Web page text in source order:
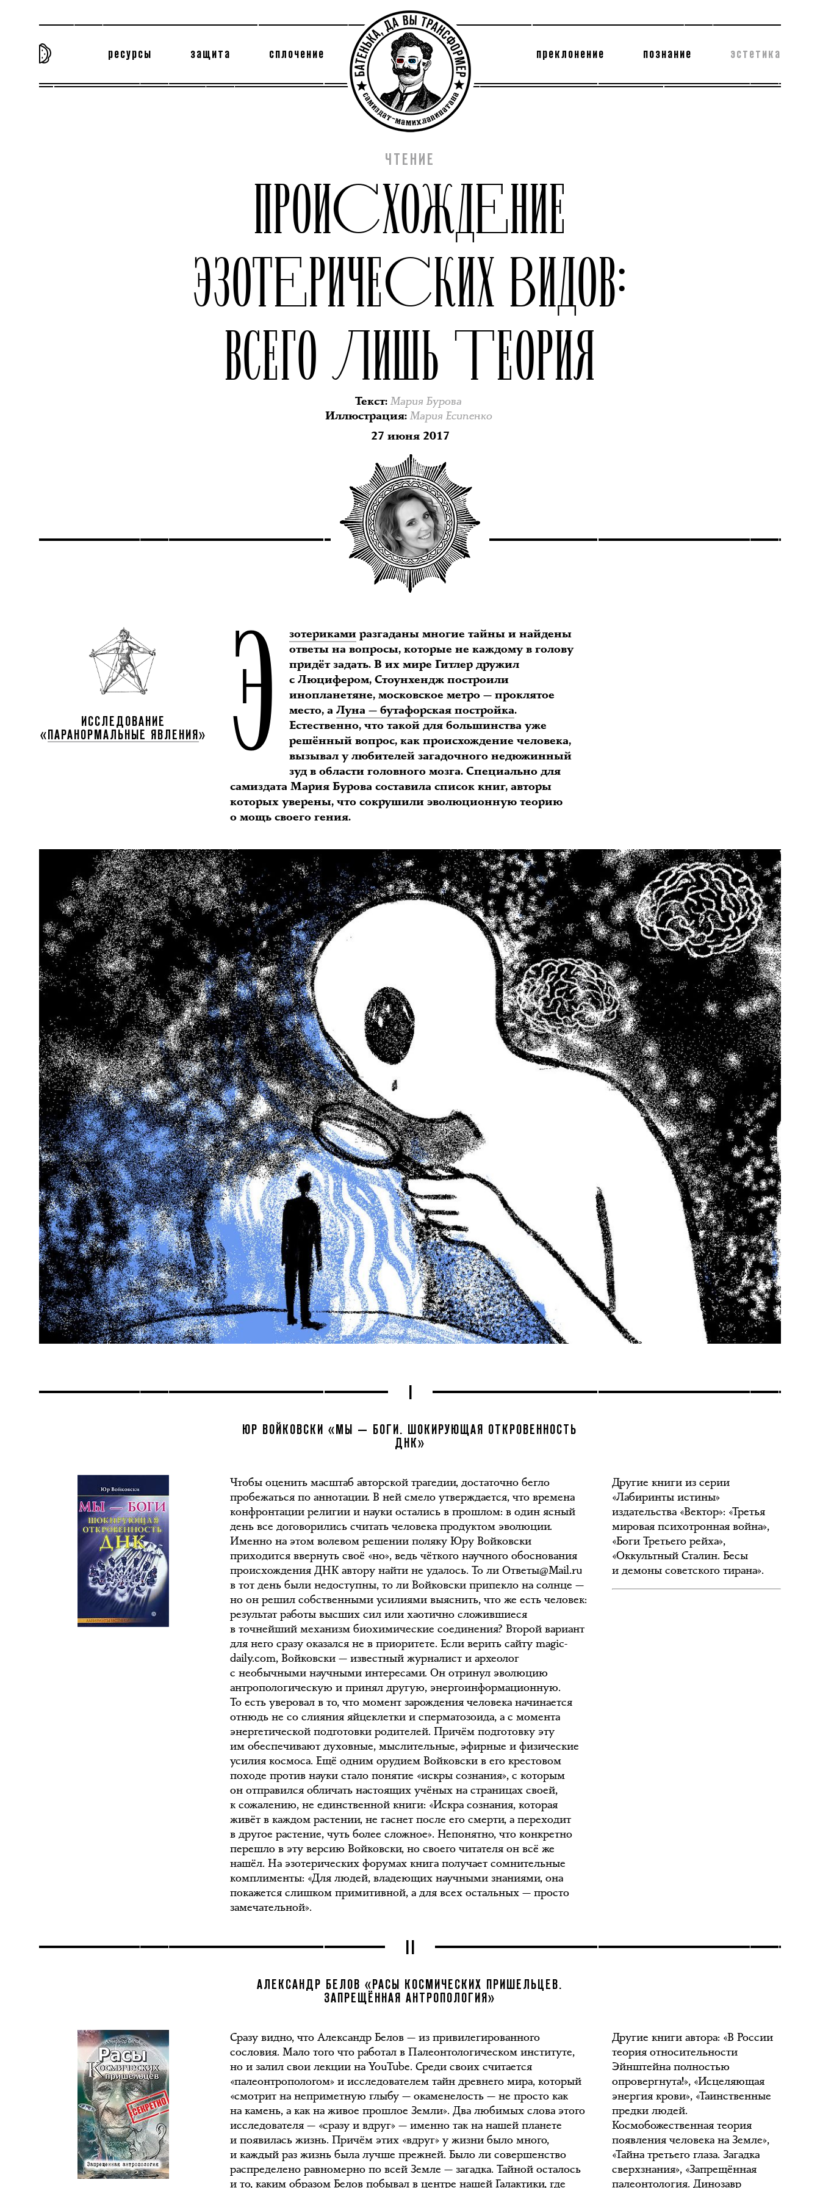
ресурсы защита сплочение преклонение познание эстетика
ЧТЕНИЕ
ПРОИСХОЖДЕНИЕ
ЭЗОТЕРИЧЕСКИХ ВИДОВ:
ВСЕГО ЛИШЬ ТЕОРИЯ
Текст: Мария Бурова
Иллюстрация: Мария Есипенко
27 июня 2017
ИССЛЕДОВАНИЕ
«
ПАРАНОРМАЛЬНЫЕ ЯВЛЕНИЯ» Э зотериками разгаданы многие тайны и найдены
ответы на вопросы, которые не каждому в голову
придёт задать. В их мире Гитлер дружил
с Люцифером, Стоунхендж построили
инопланетяне, московское метро — проклятое
место, аЛуна — бутафорская постройка.
Естественно, что такой для большинства уже
решённый вопрос, как происхождение человека,
вызывал у любителей загадочного недюжинный
зуд в области головного мозга. Специально для
самиздата Мария Бурова составила список книг, авторы
которых уверены, что сокрушили эволюционную теорию
о мощь своего гения.
ЮР ВОЙКОВСКИ «МЫ — БОГИ. ШОКИРУЮЩАЯ ОТКРОВЕННОСТЬ
ДНК»
Чтобы оценить масштаб авторской трагедии, достаточно бегло
пробежаться по аннотации. В ней смело утверждается, что времена
конфронтации религии и науки остались в прошлом: в один ясный
день все договорились считать человека продуктом эволюции.
Именно на этом волевом решении поляку Юру Войковски
приходится ввернуть своё «но», ведь чёткого научного обоснования
происхождения ДНК автору найти не удалось. То ли Ответы@Mail.ru
в тот день были недоступны, то ли Войковски припекло на солнце —
но он решил собственными усилиями выяснить, что же есть человек:
результат работы высших сил или хаотично сложившиеся
в точнейший механизм биохимические соединения? Второй вариант
для него сразу оказался не в приоритете. Если верить сайту magic-
daily.com, Войковски — известный журналист и археолог
с необычными научными интересами. Он отринул эволюцию
антропологическую и принял другую, энергоинформационную.
То есть уверовал в то, что момент зарождения человека начинается
отнюдь не со слияния яйцеклетки и сперматозоида, а с момента
энергетической подготовки родителей. Причём подготовку эту
им обеспечивают духовные, мыслительные, эфирные и физические
усилия космоса. Ещё одним орудием Войковски в его крестовом
походе против науки стало понятие «искры сознания», с которым
он отправился обличать настоящих учёных на страницах своей,
к сожалению, не единственной книги: «Искра сознания, которая
живёт в каждом растении, не гаснет после его смерти, а переходит
в другое растение, чуть более сложное». Непонятно, что конкретно
перешло в эту версию Войковски, но своего читателя он всё же
нашёл. На эзотерических форумах книга получает сомнительные
комплименты: «Для людей, владеющих научными знаниями, она
покажется слишком примитивной, а для всех остальных — просто
замечательной».
Другие книги из серии
«Лабиринты истины»
издательства «Вектор»: «Третья
мировая психотронная война»,
«Боги Третьего рейха»,
«Оккультный Сталин. Бесы
и демоны советского тирана».
АЛЕКСАНДР БЕЛОВ «РАСЫ КОСМИЧЕСКИХ ПРИШЕЛЬЦЕВ.
ЗАПРЕЩЁННАЯ АНТРОПОЛОГИЯ»
Сразу видно, что Александр Белов — из привилегированного
сословия. Мало того что работал в Палеонтологическом институте,
но и залил свои лекции на YouTube. Среди своих считается
«палеонтропологом» и исследователем тайн древнего мира, который
«смотрит на неприметную глыбу — окаменелость — не просто как
на камень, а как на живое прошлое Земли». Два любимых слова этого
исследователя — «сразу и вдруг» — именно так на нашей планете
и появилась жизнь. Причём этих «вдруг» у жизни было много,
и каждый раз жизнь была лучше прежней. Было ли совершенство
распределено равномерно по всей Земле — загадка. Тайной осталось
и то, каким образом Белов побывал в центре нашей Галактики, где
Другие книги автора: «В России
теория относительности
Эйнштейна полностью
опровергнута!», «Исцеляющая
энергия крови», «Таинственные
предки людей.
Космобожественная теория
появления человека на Земле»,
«Тайна третьего глаза. Загадка
сверхзнания», «Запрещённая
палеонтология. Динозавр